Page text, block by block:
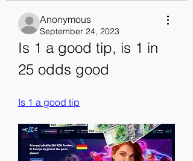
Anonymous
September 24, 2023
Is 1 a good tip, is 1 in
25 odds good
Is 1 a good tip